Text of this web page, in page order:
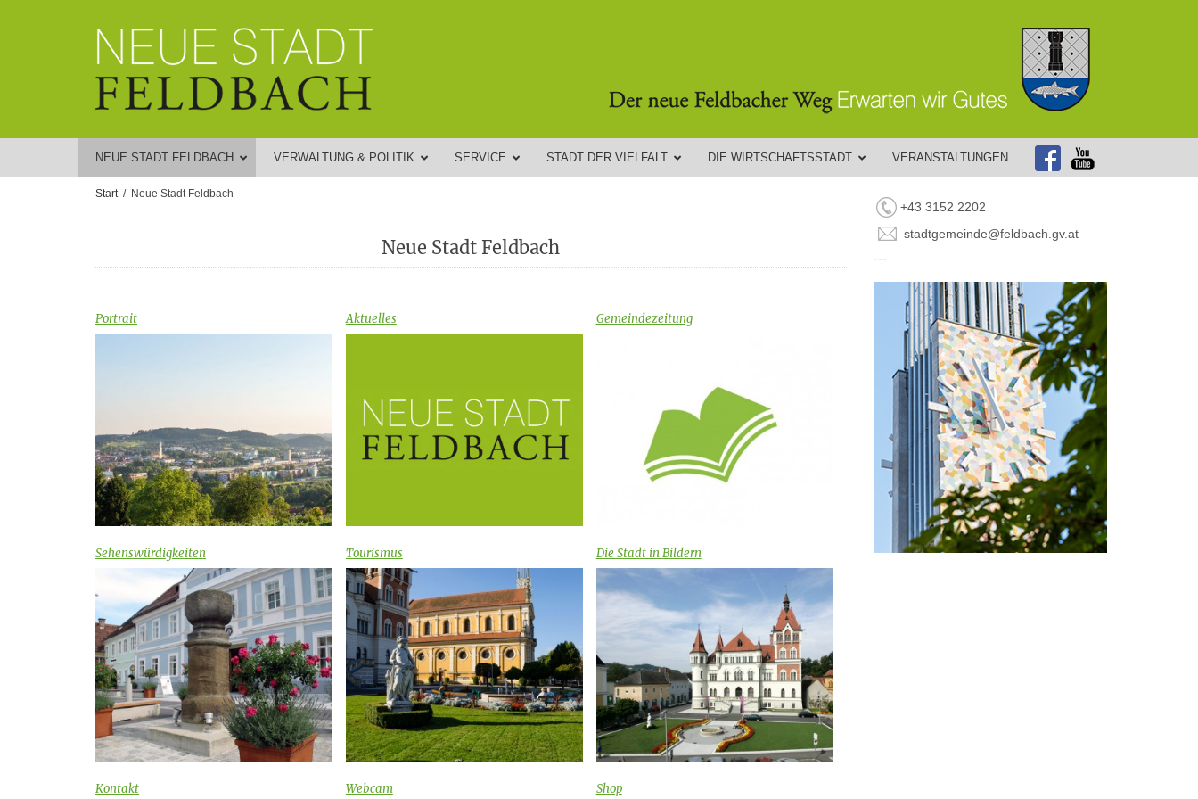
NEUE STADT FELDBACH VERWALTUNG & POLITIK SERVICE STADT DER VIELFALT DIE WIRTSCHAFTSSTADT VERANSTALTUNGEN
Start Neue Stadt Feldbach
Neue Stadt Feldbach
Portrait Aktuelles Gemeindezeitung
Sehenswürdigkeiten Tourismus Die Stadt in Bildern
Kontakt Webcam Shop
+43 3152 2202
stadtgemeinde@feldbach.gv.at
---